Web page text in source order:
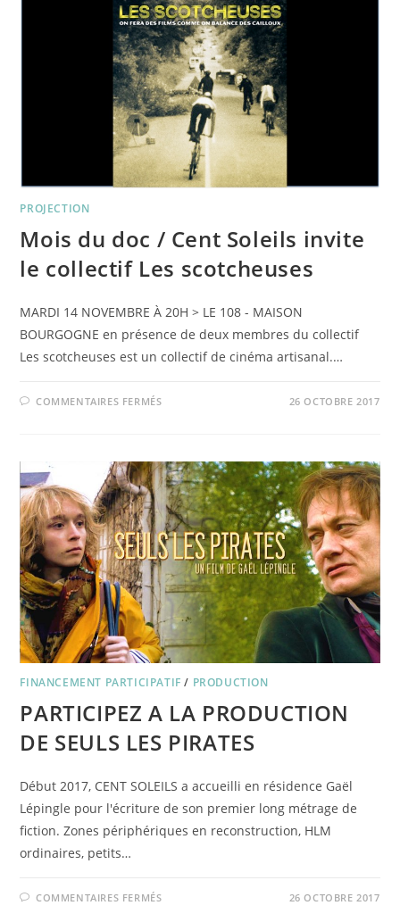
CENTRE)
PROJECTION
Mois du doc / Cent Soleils invite
le collectif Les scotcheuses
MARDI 14 NOVEMBRE À 20H > LE 108 - MAISON
BOURGOGNE en présence de deux membres du collectif
Les scotcheuses est un collectif de cinéma artisanal.…
COMMENTAIRES FERMÉSSUR
CENT
SOLEILS
INVITE
LE
COLLECTIF
LES
SCOTCHEUSES
26 OCTOBRE 2017
FINANCEMENT PARTICIPATIF / PRODUCTION
PARTICIPEZ A LA PRODUCTION
DE SEULS LES PIRATES
Début 2017, CENT SOLEILS a accueilli en résidence Gaël
Lépingle pour l'écriture de son premier long métrage de
fiction. Zones périphériques en reconstruction, HLM
ordinaires, petits…
COMMENTAIRES FERMÉSSUR 26 OCTOBRE 2017